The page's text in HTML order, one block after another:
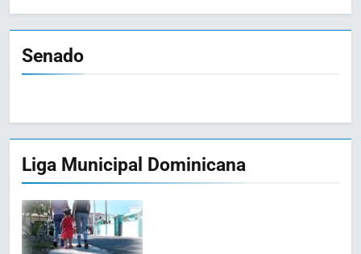
Senado
Liga Municipal Dominicana